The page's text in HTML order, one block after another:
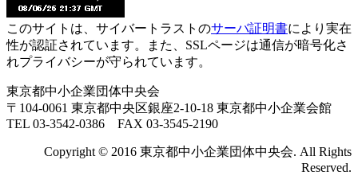
このサイトは、サイバートラストのサーバ証明書により実在
性が認証されています。また、SSLページは通信が暗号化さ
れプライバシーが守られています。
東京都中小企業団体中央会
〒104-0061 東京都中央区銀座2-10-18 東京都中小企業会館
TEL 03-3542-0386 FAX 03-3545-2190
Copyright © 2016 東京都中小企業団体中央会. All Rights
Reserved.